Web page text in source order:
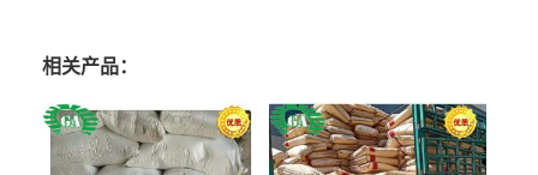
相关产品：